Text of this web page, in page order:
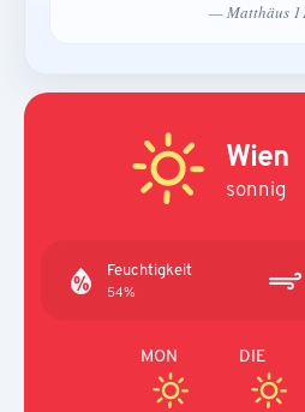
— Matthäus
Wien
sonnig
Feuchtigkeit
54%
MON DIE